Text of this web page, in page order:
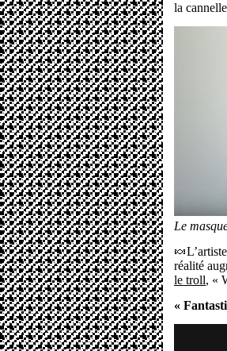
la
Le
🍬L’artiste
réalité
le troll, «
«